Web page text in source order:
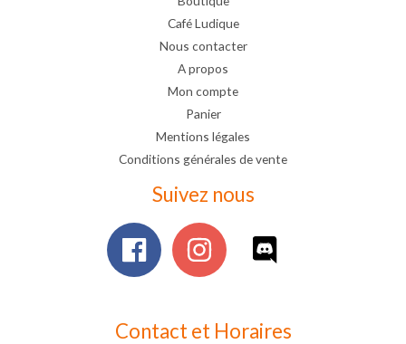
Café Ludique
Nous contacter
A propos
Mon compte
Panier
Mentions légales
Conditions générales de vente
Suivez nous
Contact et Horaires